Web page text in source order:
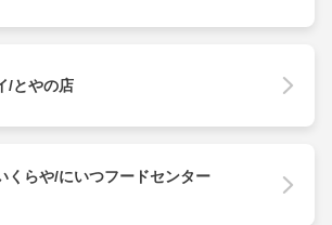
/とやの店
くらや/にいつフードセンター